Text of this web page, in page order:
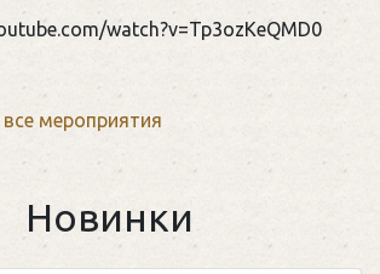
watch?v=Tp3ozKeQMD0
мероприятия
Новинки